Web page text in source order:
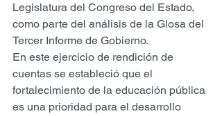
Legislatura del Congreso del Estado,
como parte del análisis de la Glosa del
Tercer Informe de Gobierno.
En este ejercicio de rendición de
cuentas se estableció que el
fortalecimiento de la educación pública
es una prioridad para el desarrollo